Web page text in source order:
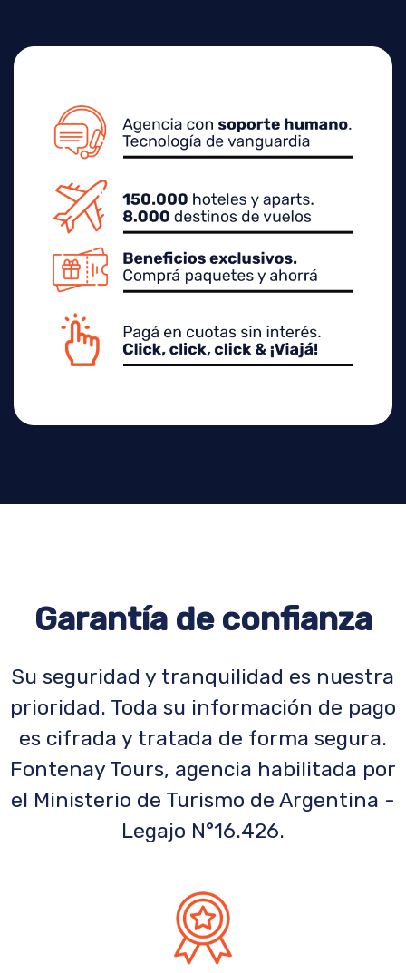
Garantía de confianza
Su seguridad y tranquilidad es nuestra
prioridad. Toda su información de pago
es cifrada y tratada de forma segura.
Fontenay Tours, agencia habilitada por
el Ministerio de Turismo de Argentina -
Legajo N°16.426.